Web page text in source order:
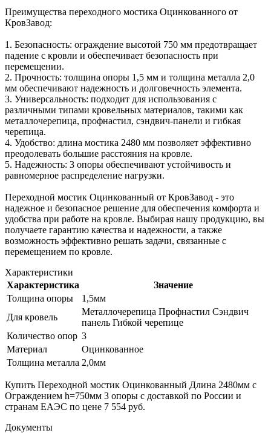
Преимущества переходного мостика Оцинкованного от
КровЗавод:
1. Безопасность: ограждение высотой 750 мм предотвращает
падение с кровли и обеспечивает безопасность при
перемещении.
2. Прочность: толщина опоры 1,5 мм и толщина металла 2,0
мм обеспечивают надежность и долговечность элемента.
3. Универсальность: подходит для использования с
различными типами кровельных материалов, такими как
металлочерепица, профнастил, сэндвич-панели и гибкая
черепица.
4. Удобство: длина мостика 2480 мм позволяет эффективно
преодолевать большие расстояния на кровле.
5. Надежность: 3 опоры обеспечивают устойчивость и
равномерное распределение нагрузки.
Переходной мостик Оцинкованный от КровЗавод - это
надежное и безопасное решение для обеспечения комфорта и
удобства при работе на кровле. Выбирая нашу продукцию, вы
получаете гарантию качества и надежности, а также
возможность эффективно решать задачи, связанные с
перемещением по кровле.
Характеристики
Характеристика
Значение
Толщина опоры
1,5мм
Для кровель
Металлочерепица Профнастил Сэндвич
панель Гибкой черепице
Количество опор 3
Материал
Оцинкованное
Толщина металла 2,0мм
Купить Переходной мостик Оцинкованный Длина 2480мм с
Ограждением h=750мм 3 опоры с доставкой по России и
странам ЕАЭС по цене 7 554 руб.
Документы